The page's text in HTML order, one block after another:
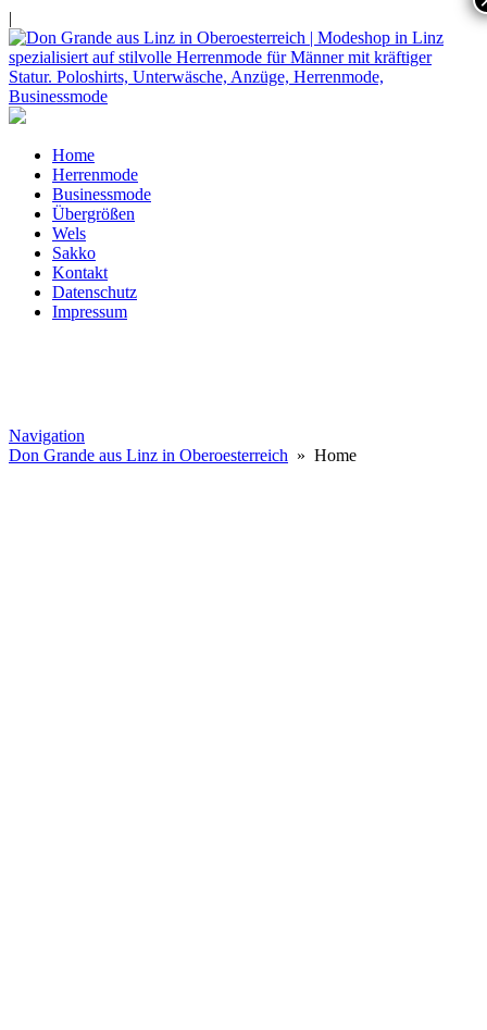
|
Home
Herrenmode
Businessmode
Übergrößen
Wels
Sakko
Kontakt
Datenschutz
Impressum
Navigation
Don Grande aus Linz in Oberoesterreich » Home